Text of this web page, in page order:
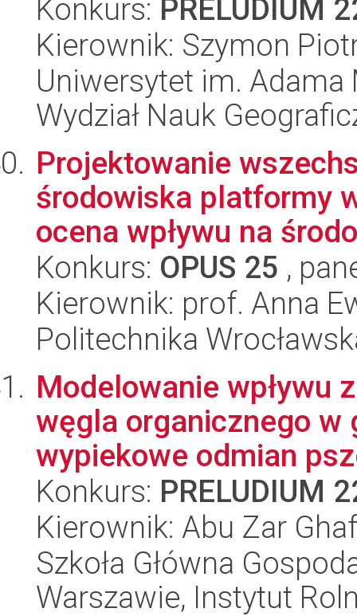
Konkurs: PRELUDIUM
Kierownik: Szymon
Uniwersytet im.
Wydział Nauk
Projektowanie
środowiska platformy
ocena wpływu na
Konkurs: OPUS 25 ,
Kierownik: prof. Anna
Politechnika
Modelowanie wpływu
węgla organicznego w
wypiekowe odmian
Konkurs: PRELUDIUM
Kierownik: Abu Zar
Szkoła Główna
Warszawie, Instytut